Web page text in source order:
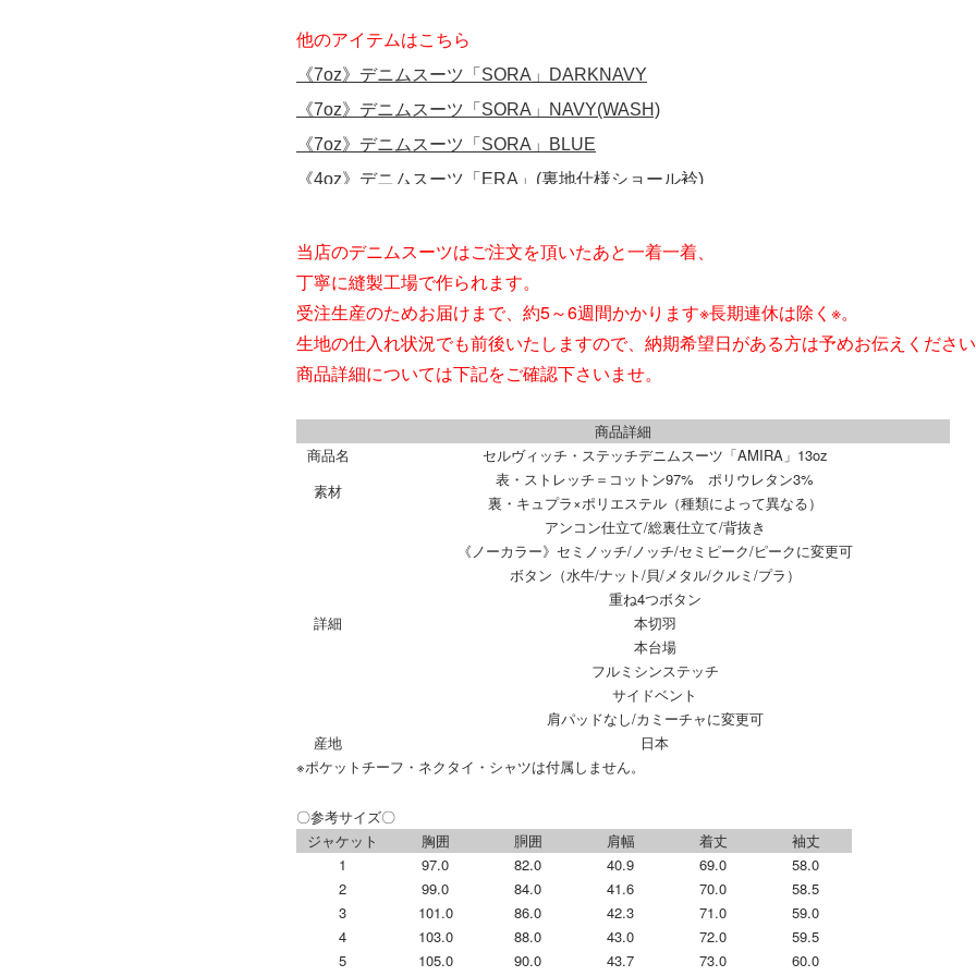
当店のデニムスーツはご注文を頂いたあと一着一着、
丁寧に縫製工場で作られます。
受注生産のためお届けまで、約5～6週間かかります※長期連休は除く※。
生地の仕入れ状況でも前後いたしますので、納期希望日がある方は予めお伝えくださ
商品詳細については下記をご確認下さいませ。
商品詳細
商品名
セルヴィッチ・ステッチデニムスーツ「AMIRA」13oz
素材
表・ストレッチ＝コットン97% ポリウレタン3%
裏・キュプラ×ポリエステル（種類によって異なる）
詳細
アンコン仕立て/総裏仕立て/背抜き
《ノーカラー》セミノッチ/ノッチ/セミピーク/ピークに変更可
ボタン（水牛/ナット/貝/メタル/クルミ/プラ）
重ね4つボタン
本切羽
本台場
フルミシンステッチ
サイドベント
肩パッドなし/カミーチャに変更可
産地
日本
※ポケットチーフ・ネクタイ・シャツは付属しません。
〇参考サイズ〇
ジャケット
胸囲 胴囲 肩幅 着丈
袖丈
1
97.0 82.0 40.9 69.0
58.0
2
99.0 84.0 41.6 70.0
58.5
3
101.0 86.0 42.3 71.0
59.0
4
103.0 88.0 43.0 72.0
59.5
5
105.0 90.0 43.7 73.0
60.0